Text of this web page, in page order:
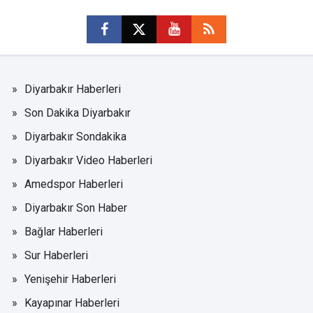
Diyarbakır Haberleri
Son Dakika Diyarbakır
Diyarbakır Sondakika
Diyarbakır Video Haberleri
Amedspor Haberleri
Diyarbakır Son Haber
Bağlar Haberleri
Sur Haberleri
Yenişehir Haberleri
Kayapınar Haberleri